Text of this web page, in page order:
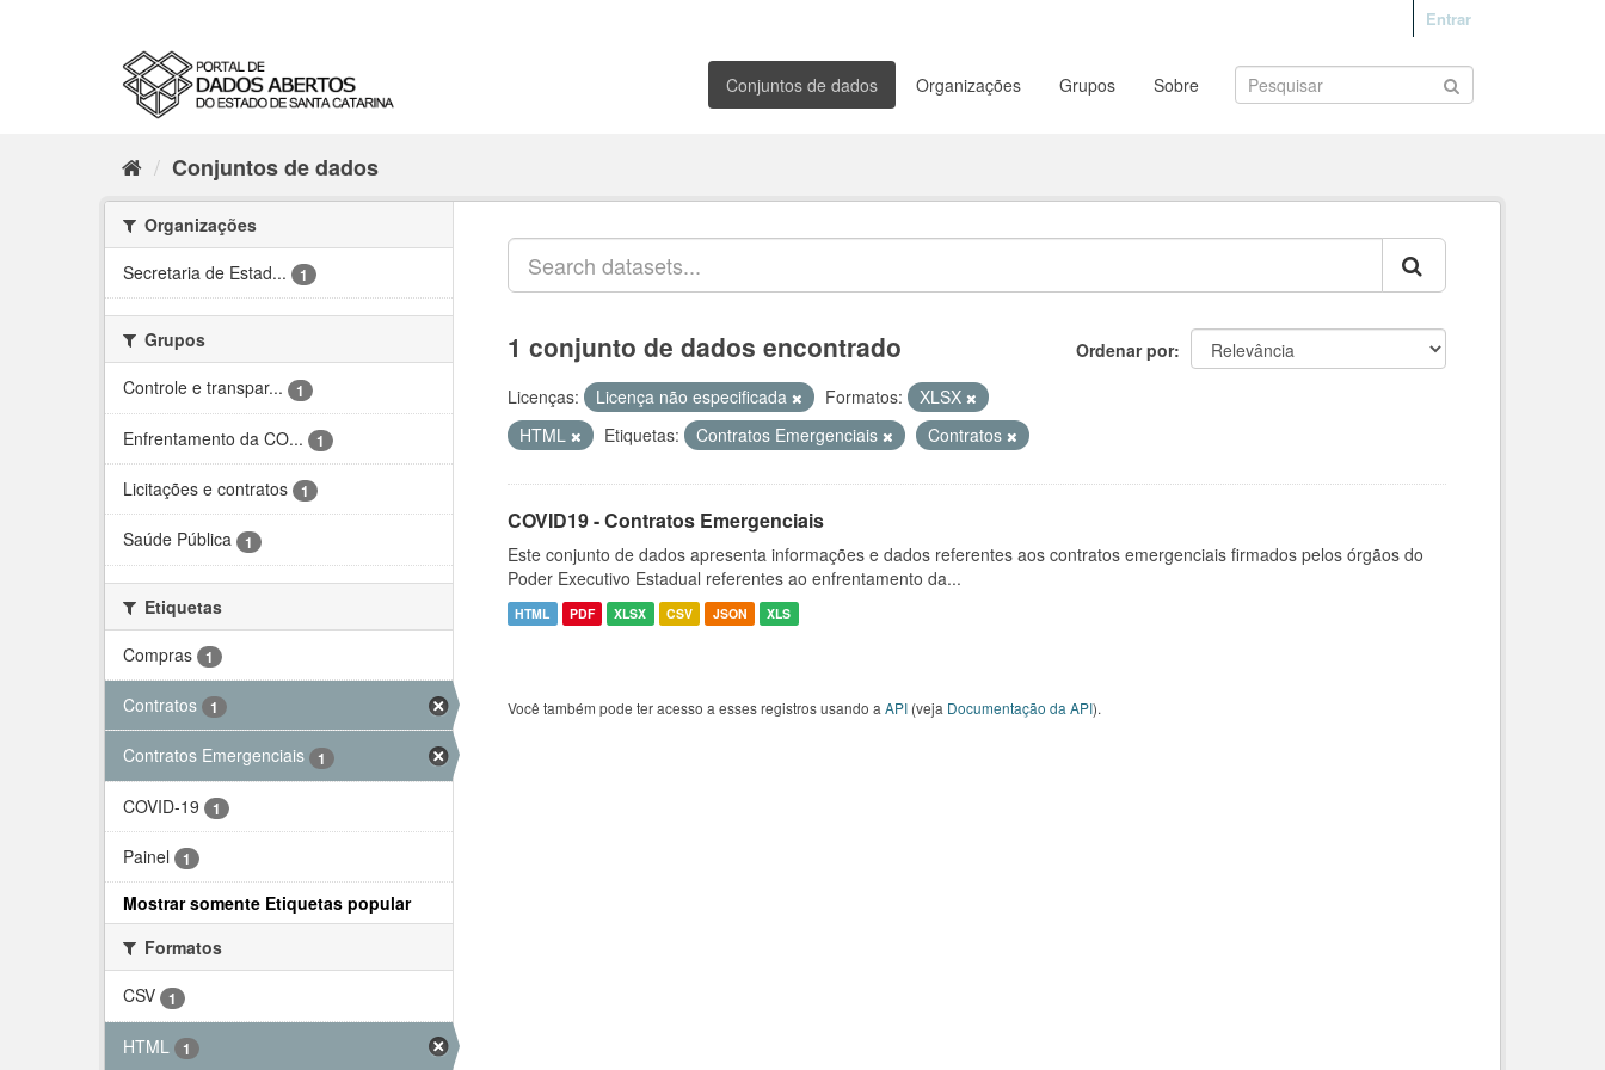
Entrar
Conjuntos de dados Organizações Grupos Sobre
Conjuntos de dados
Organizações
Secretaria de Estad...
1
Grupos
Controle e transpar...
1
Enfrentamento da CO... 1
Licitações e contratos 1
Saúde Pública 1
Etiquetas
Compras
1
Contratos 1
Contratos Emergenciais 1
COVID-19 1
Painel 1
Mostrar somente Etiquetas popular
Formatos
CSV
1
HTML 1
Ordenar por
1 conjunto de dados encontrado
Licenças: Licença não especificada Formatos:
XLSX
HTML
Etiquetas: Contratos Emergenciais Contratos
COVID19 - Contratos Emergenciais
Este conjunto de dados apresenta informações e dados referentes aos contratos emergenciais firmados pelos órgãos do
Poder Executivo Estadual referentes ao enfrentamento da...
HTML PDF XLSX CSV JSON XLS
Você também pode ter acesso a esses registros usando a API (veja Documentação da API).